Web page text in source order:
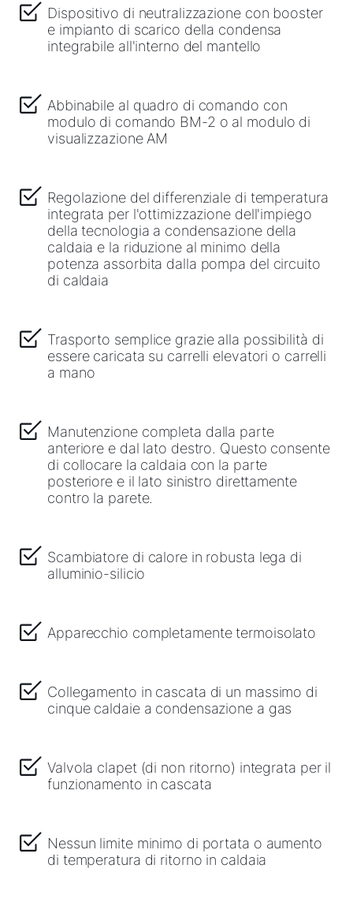
Dispositivo di neutralizzazione con booster
e impianto di scarico della condensa
integrabile all'interno del mantello
Abbinabile al quadro di comando con
modulo di comando BM-2 o al modulo di
visualizzazione AM
Regolazione del differenziale di temperatura
integrata per l'ottimizzazione dell'impiego
della tecnologia a condensazione della
caldaia e la riduzione al minimo della
potenza assorbita dalla pompa del circuito
di caldaia
Trasporto semplice grazie alla possibilità di
essere caricata su carrelli elevatori o carrelli
a mano
Manutenzione completa dalla parte
anteriore e dal lato destro. Questo consente
di collocare la caldaia con la parte
posteriore e il lato sinistro direttamente
contro la parete.
Scambiatore di calore in robusta lega di
alluminio-silicio
Apparecchio completamente termoisolato
Collegamento in cascata di un massimo di
cinque caldaie a condensazione a gas
Valvola clapet (di non ritorno) integrata per il
funzionamento in cascata
Nessun limite minimo di portata o aumento
di temperatura di ritorno in caldaia